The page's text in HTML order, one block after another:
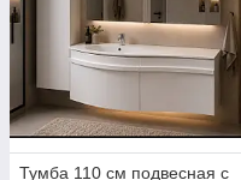
Тумба 110 см подвесная с